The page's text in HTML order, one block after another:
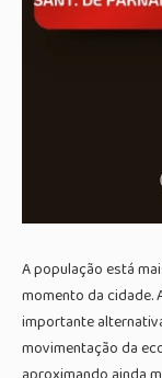
A população está
momento da cidade.
importante
movimentação da